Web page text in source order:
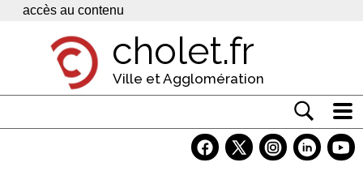
Panneau de gestion des cookies
accès au contenu
cholet.fr
Ville et Agglomération